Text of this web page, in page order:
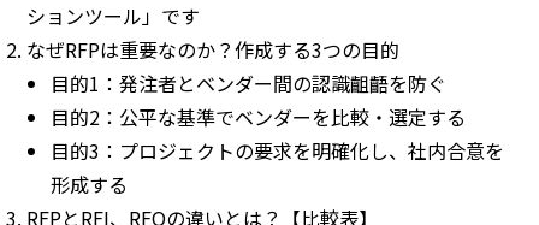
ションツール」です
なぜRFPは重要なのか？作成する3つの目的
目的1：発注者とベンダー間の認識齟齬を防ぐ
目的2：公平な基準でベンダーを比較・選定する
目的3：プロジェクトの要求を明確化し、社内合意を
形成する
RFPとRFI、RFQの違いとは？【比較表】